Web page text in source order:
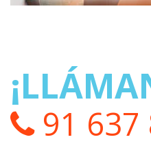
91 637